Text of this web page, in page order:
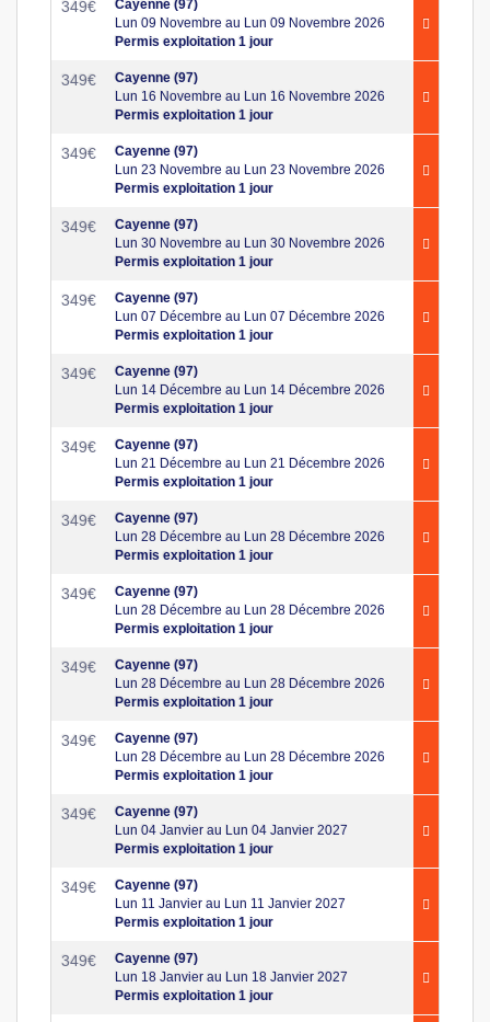
349€
Cayenne (97)
Lun 09 Novembre au Lun 09 Novembre 2026
Permis exploitation 1 jour
349€
Cayenne (97)
Lun 16 Novembre au Lun 16 Novembre 2026
Permis exploitation 1 jour
349€
Cayenne (97)
Lun 23 Novembre au Lun 23 Novembre 2026
Permis exploitation 1 jour
349€
Cayenne (97)
Lun 30 Novembre au Lun 30 Novembre 2026
Permis exploitation 1 jour
349€
Cayenne (97)
Lun 07 Décembre au Lun 07 Décembre 2026
Permis exploitation 1 jour
349€
Cayenne (97)
Lun 14 Décembre au Lun 14 Décembre 2026
Permis exploitation 1 jour
349€
Cayenne (97)
Lun 21 Décembre au Lun 21 Décembre 2026
Permis exploitation 1 jour
349€
Cayenne (97)
Lun 28 Décembre au Lun 28 Décembre 2026
Permis exploitation 1 jour
349€
Cayenne (97)
Lun 28 Décembre au Lun 28 Décembre 2026
Permis exploitation 1 jour
349€
Cayenne (97)
Lun 28 Décembre au Lun 28 Décembre 2026
Permis exploitation 1 jour
349€
Cayenne (97)
Lun 28 Décembre au Lun 28 Décembre 2026
Permis exploitation 1 jour
349€
Cayenne (97)
Lun 04 Janvier au Lun 04 Janvier 2027
Permis exploitation 1 jour
349€
Cayenne (97)
Lun 11 Janvier au Lun 11 Janvier 2027
Permis exploitation 1 jour
349€
Cayenne (97)
Lun 18 Janvier au Lun 18 Janvier 2027
Permis exploitation 1 jour